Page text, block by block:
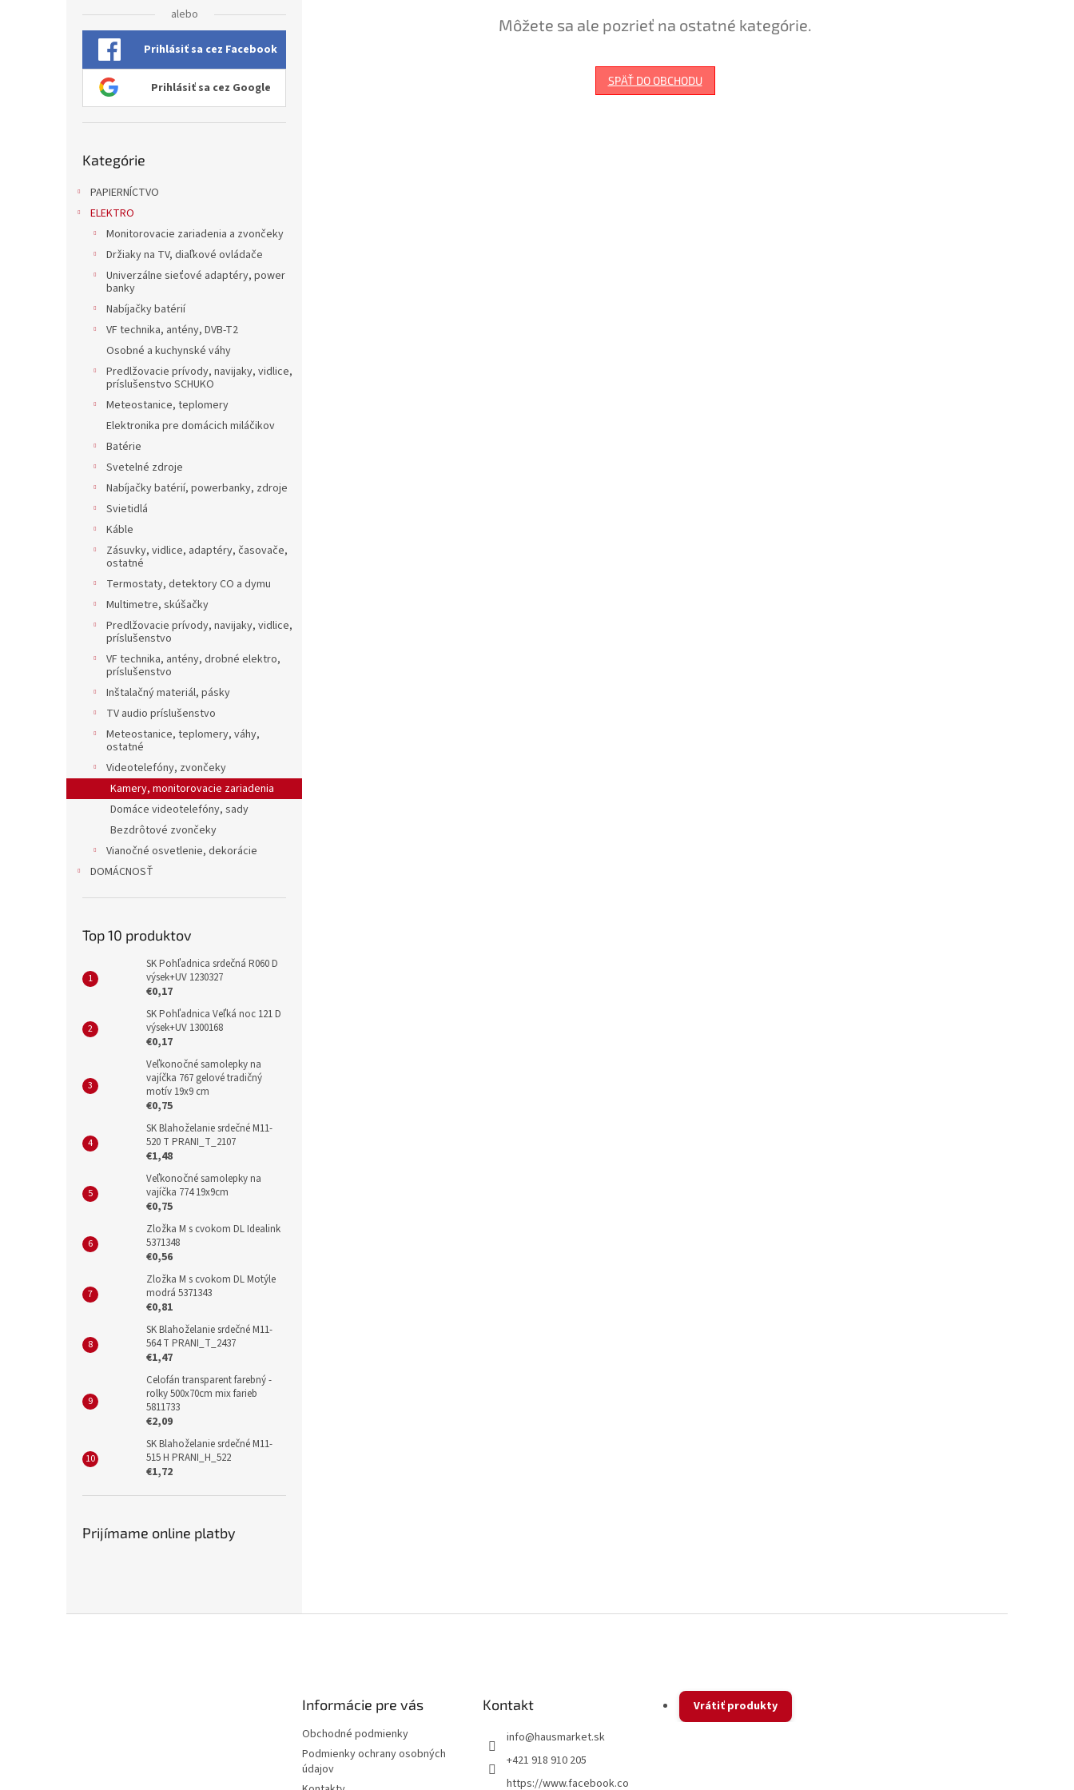
alebo
Prihlásiť sa cez Facebook
Prihlásiť sa cez Google
kategórie
Kategórie
PAPIERNÍCTVO
ELEKTRO
Monitorovacie zariadenia a zvončeky
Držiaky na TV, diaľkové ovládače
Univerzálne sieťové adaptéry, power
banky
Nabíjačky batérií
VF technika, antény, DVB-T2
Osobné a kuchynské váhy
Predlžovacie prívody, navijaky, vidlice,
príslušenstvo SCHUKO
Meteostanice, teplomery
Elektronika pre domácich miláčikov
Batérie
Svetelné zdroje
Nabíjačky batérií, powerbanky, zdroje
Svietidlá
Káble
Zásuvky, vidlice, adaptéry, časovače,
ostatné
Termostaty, detektory CO a dymu
Multimetre, skúšačky
Predlžovacie prívody, navijaky, vidlice,
príslušenstvo
VF technika, antény, drobné elektro,
príslušenstvo
Inštalačný materiál, pásky
TV audio príslušenstvo
Meteostanice, teplomery, váhy,
ostatné
Videotelefóny, zvončeky
Kamery, monitorovacie zariadenia
Domáce videotelefóny, sady
Bezdrôtové zvončeky
Vianočné osvetlenie, dekorácie
DOMÁCNOSŤ
Top 10 produktov
SK Pohľadnica srdečná R060 D
výsek+UV 1230327
€0,17
SK Pohľadnica Veľká noc 121 D
výsek+UV 1300168
€0,17
Veľkonočné samolepky na
vajíčka 767 gelové tradičný
motív 19x9 cm
€0,75
SK Blahoželanie srdečné M11-
520 T PRANI_T_2107
€1,48
Veľkonočné samolepky na
vajíčka 774 19x9cm
€0,75
Zložka M s cvokom DL Idealink
5371348
€0,56
Zložka M s cvokom DL Motýle
modrá 5371343
€0,81
SK Blahoželanie srdečné M11-
564 T PRANI_T_2437
€1,47
Celofán transparent farebný -
rolky 500x70cm mix farieb
5811733
€2,09
SK Blahoželanie srdečné M11-
515 H PRANI_H_522
€1,72
Prijímame online platby
Môžete sa ale pozrieť na ostatné kategórie.
SPÄŤ DO OBCHODU
Informácie pre vás
Obchodné podmienky
Podmienky ochrany osobných
údajov
Kontakt
info@hausmarket.sk
+421 918 910 205
https://www.facebook.co
Vrátiť produkty